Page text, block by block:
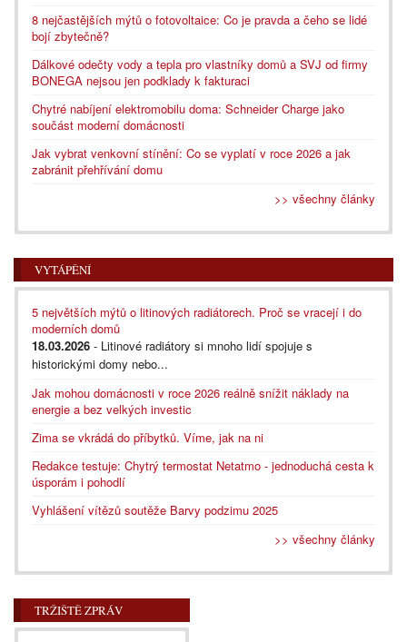
8 nejčastějších mýtů o fotovoltaice: Co je pravda a čeho se lidé
bojí zbytečně?
Dálkové odečty vody a tepla pro vlastníky domů a SVJ od firmy
BONEGA nejsou jen podklady k fakturaci
Chytré nabíjení elektromobilu doma: Schneider Charge jako
součást moderní domácnosti
Jak vybrat venkovní stínění: Co se vyplatí v roce 2026 a jak
zabránit přehřívání domu
>> všechny články
VYTÁPĚNÍ
5 největších mýtů o litinových radiátorech. Proč se vracejí i do
moderních domů
18.03.2026 - Litinové radiátory si mnoho lidí spojuje s
historickými domy nebo...
Jak mohou domácnosti v roce 2026 reálně snížit náklady na
energie a bez velkých investic
Zima se vkrádá do příbytků. Víme, jak na ni
Redakce testuje: Chytrý termostat Netatmo - jednoduchá cesta k
úsporám i pohodlí
Vyhlášení vítězů soutěže Barvy podzimu 2025
>> všechny články
TRŽIŠTĚ ZPRÁV